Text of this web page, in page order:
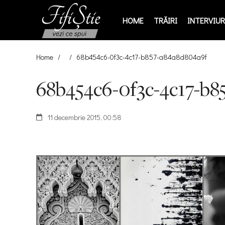
HOME TRĂIRI
Home / / 68b454c6-0f3c-4c17-b857-a84a8d804a9f
68b454c6-0f3c-4c17-
11 decembrie 2015, 00:58